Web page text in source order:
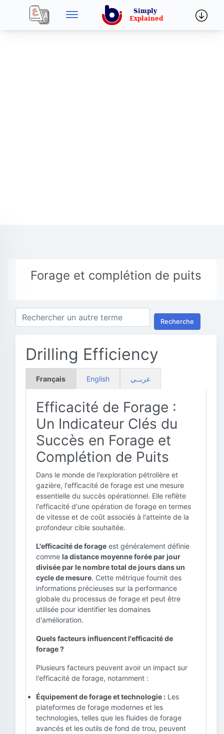
Forage et complétion de puits
Recherche
Drilling Efficiency
Français English عربــي
Efficacité de Forage :
Un Indicateur Clés du
Succès en Forage et
Complétion de Puits
Dans le monde de l'exploration pétrolière et
gazière, l'efficacité de forage est une mesure
essentielle du succès opérationnel. Elle reflète
l'efficacité d'une opération de forage en termes
de vitesse et de coût associés à l'atteinte de la
profondeur cible souhaitée.
L'efficacité de forage est généralement définie
comme la distance moyenne forée par jour
divisée par le nombre total de jours dans un
cycle de mesure. Cette métrique fournit des
informations précieuses sur la performance
globale du processus de forage et peut être
utilisée pour identifier les domaines
d'amélioration.
Quels facteurs influencent l'efficacité de
forage ?
Plusieurs facteurs peuvent avoir un impact sur
l'efficacité de forage, notamment :
Équipement de forage et technologie : Les
plateformes de forage modernes et les
technologies, telles que les fluides de forage
avancés et les outils de fond de trou, peuvent